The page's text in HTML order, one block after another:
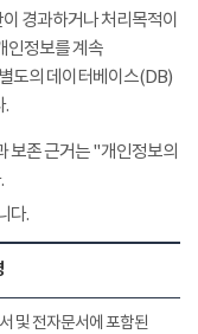
경과하거나 처리목적이
인정보를 계속
도의 데이터베이스(DB)
.
보존 근거는 "개인정보의
다.
및 전자문서에 포함된